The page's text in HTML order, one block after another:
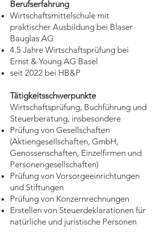
Berufserfahrung
Wirtschaftsmittelschule mit
praktischer Ausbildung bei Blaser
Bauglas AG
4.5 Jahre Wirtschaftsprüfung bei
Ernst & Young AG Basel
seit 2022 bei HB&P
Tätigkeitsschwerpunkte
Wirtschaftsprüfung, Buchführung und
Steuerberatung, insbesondere
Prüfung von Gesellschaften
(Aktiengesellschaften, GmbH,
Genossenschaften, Einzelfirmen und
Personengesellschaften)
Prüfung von Vorsorgeeinrichtungen
und Stiftungen
Prüfung von Konzernrechnungen
Erstellen von Steuerdeklarationen für
natürliche und juristische Personen